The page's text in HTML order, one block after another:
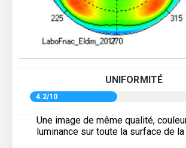
UNIFORMITÉ
4.2/10
Une image de même qualité,
luminance sur toute la surface de